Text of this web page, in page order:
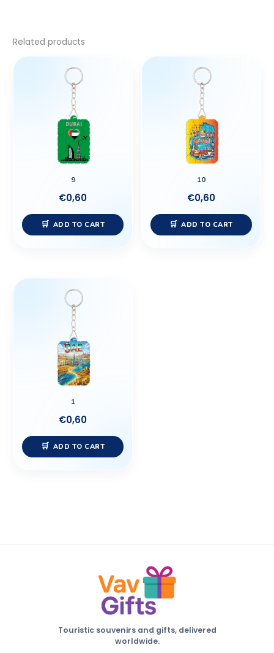
Related products
9
€0,60
ADD TO CART
10
€0,60
ADD TO CART
1
€0,60
ADD TO CART
Touristic souvenirs and gifts, delivered
worldwide.